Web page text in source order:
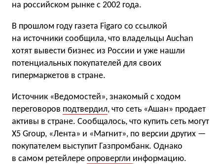
на российском рынке с 2002 года.
В прошлом году газета Figaro со ссылкой
на источники сообщила, что владельцы Auchan
хотят вывести бизнес из России и уже нашли
потенциальных покупателей для своих
гипермаркетов в стране.
Источник «Ведомостей», знакомый с ходом
переговоров подтвердил, что сеть «Ашан» продает
активы в стране. Сообщалось, что купить сеть могут
X5 Group, «Лента» и «Магнит», по версии других —
покупателем выступит Газпромбанк. Однако
в самом ретейлере опровергли информацию.